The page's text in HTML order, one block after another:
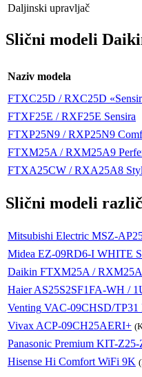
Daljinski upravljač
Slični modeli
Naziv modela
FTXC25D / RXC25D
FTXF25E / RXF25E Sensira
FTXP25N9 / RXP25N9
FTXM25A / RXM25A9
FTXA25CW / RXA25A8
Slični modeli
Mitsubishi Electric MSZ-
Midea EZ-09RD6-I WHITE
Daikin FTXM25A /
HaierAS25S2SF1FA-WH /
Venting VAC-09CHSD/TP31
Vivax ACP-09CH25AERI+
Panasonic Premium KIT-
Hisense Hi Comfort WiFi 9K